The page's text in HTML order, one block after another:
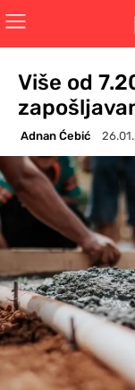
Više od
Adnan Ćebić